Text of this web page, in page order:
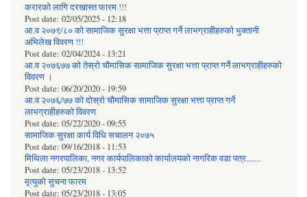
करारको लागि दरखास्त फारम !!!
Post date: 02/05/2025 - 12:18
आ.व २०७९/८० को सामाजिक सुरक्षा भत्ता प्राप्त गर्ने लाभग्राहीहरुको भुक्तानी
अभिलेख विवरण !!!
Post date: 02/04/2024 - 13:21
आ.व २०७६७७ को तेस्रो चौमासिक सामाजिक सुरक्षा भत्ता प्राप्त गर्ने लाभग्राहीहरुको
विवरण ।
Post date: 06/20/2020 - 19:59
आ.व २०७६/७७ को दोस्रो चौमासिक सामाजिक सुरक्षा भत्ता प्राप्त गर्ने
लाभग्राहीहरुको विवरण
Post date: 05/22/2020 - 09:55
सामाजिक सुरक्षा कार्य विधि स‌चालन २०७५
Post date: 09/16/2018 - 11:53
मिथिला नगरपालिका, नगर कार्यपालिकाको कार्यालयकाे नागरिक वडा पत्र.......
Post date: 05/23/2018 - 13:52
मृत्युको सुचना फारम
Post date: 05/23/2018 - 13:05